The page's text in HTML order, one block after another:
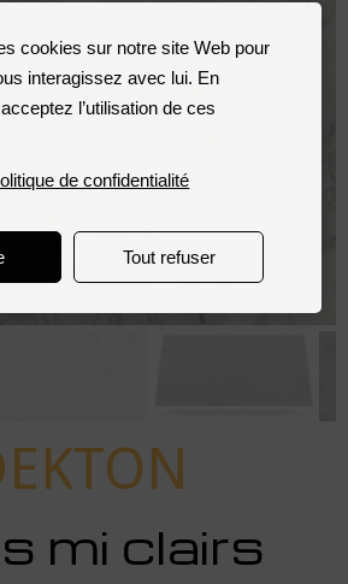
mi clairs
cookies sur notre site Web pour
interagissez avec lui. En
l’utilisation de ces
de confidentialité
Tout refuser